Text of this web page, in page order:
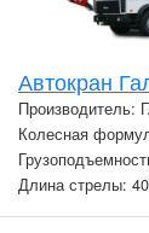
Автокран
Колесная
Длина стрелы: